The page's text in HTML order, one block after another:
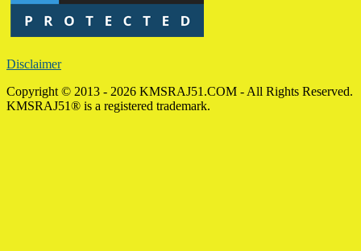
Disclaimer
Copyright © 2013 - 2026 KMSRAJ51.COM - All Rights Reserved.
KMSRAJ51® is a registered trademark.